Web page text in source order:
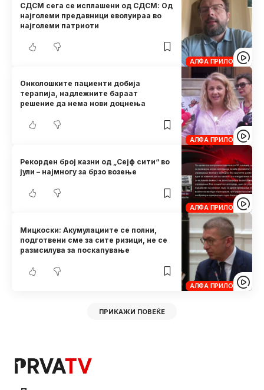
АЛФА ПРИЛОЗИ
СДСМ сега се исплашени од СДСМ: Од
најголеми предавници еволуираа во
најголеми патриоти
АЛФА ПРИЛОЗИ
Онколошките пациенти добија
терапија, надлежните бараат
решение да нема нови доцнења
АЛФА ПРИЛОЗИ
Рекорден број казни од „Сејф сити“ во
јули – најмногу за брзо возење
АЛФА ПРИЛОЗИ
Мицкоски: Акумулациите се полни,
подготвени сме за сите ризици, не се
размсилува за поскапување
ПРИКАЖИ ПОВЕЌЕ